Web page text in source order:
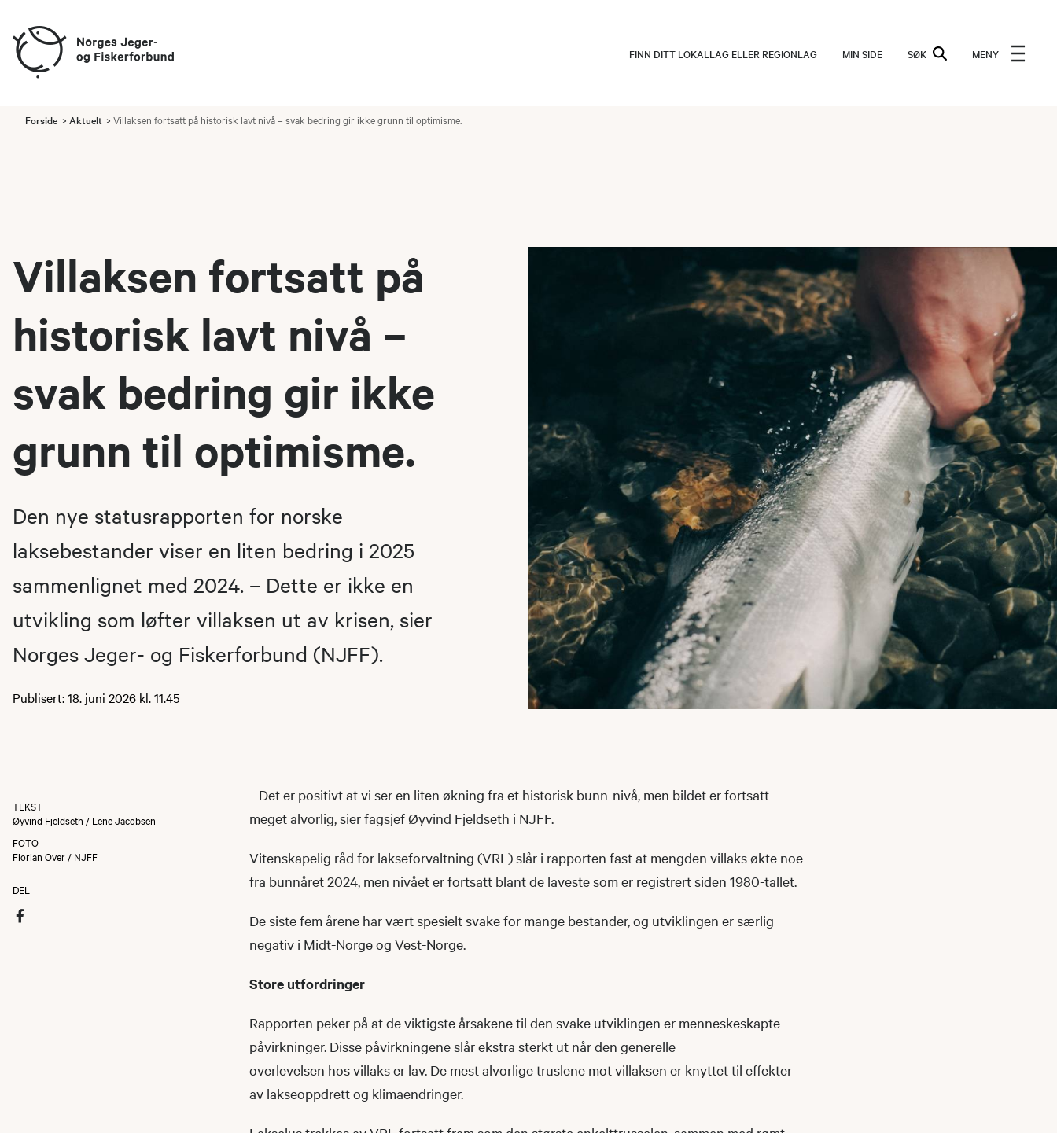
FINN DITT LOKALLAG ELLER REGIONLAG MIN SIDE SØK MENY
Forside Aktuelt Villaksen fortsatt på historisk lavt nivå – svak bedring gir ikke grunn til optimisme.
Villaksen fortsatt på
historisk lavt nivå –
svak bedring gir ikke
grunn til optimisme.
Den nye statusrapporten for norske
laksebestander viser en liten bedring i 2025
sammenlignet med 2024. – Dette er ikke en
utvikling som løfter villaksen ut av krisen, sier
Norges Jeger- og Fiskerforbund (NJFF).
Publisert: 18. juni 2026 kl. 11.45
TEKST
Øyvind Fjeldseth / Lene Jacobsen
FOTO
Florian Over / NJFF
DEL
– Det er positivt at vi ser en liten økning fra et historisk bunn-nivå, men bildet er fortsatt
meget alvorlig, sier fagsjef Øyvind Fjeldseth i NJFF.
Vitenskapelig råd for lakseforvaltning (VRL) slår i rapporten fast at mengden villaks økte noe
fra bunnåret 2024, men nivået er fortsatt blant de laveste som er registrert siden 1980-tallet.
De siste fem årene har vært spesielt svake for mange bestander, og utviklingen er særlig
negativ i Midt-Norge og Vest-Norge.
Store utfordringer
Rapporten peker på at de viktigste årsakene til den svake utviklingen er menneskeskapte
påvirkninger. Disse påvirkningene slår ekstra sterkt ut når den generelle
overlevelsen hos villaks er lav. De mest alvorlige truslene mot villaksen er knyttet til effekter
av lakseoppdrett og klimaendringer.